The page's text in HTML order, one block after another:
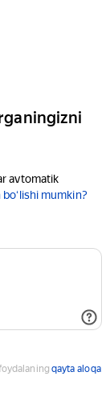
avtomatik
mumkin?
qayta aloqa